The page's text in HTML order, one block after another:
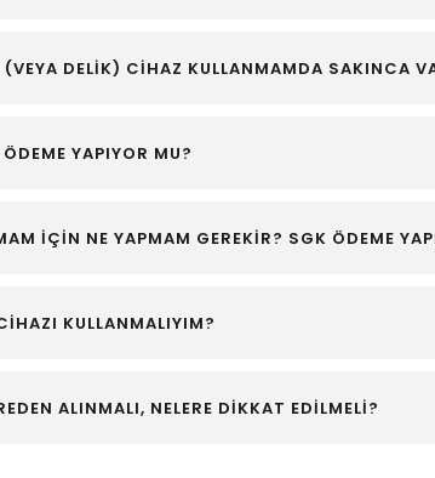
(VEYA DELİK) CİHAZ KULLANMAMDA SAKINCA
YAPIYOR MU?
İÇİN NE YAPMAM GEREKİR? SGK ÖDEME
KULLANMALIYIM?
ALINMALI, NELERE DİKKAT EDİLMELİ?